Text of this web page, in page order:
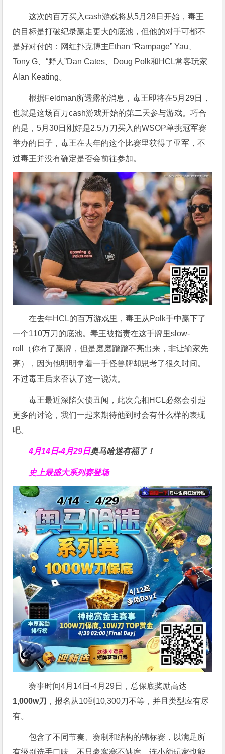
这次的百万买入cash游戏将从5月28日开始，毒王
的目标是打破纪录赢走更大的底池，但他的对手可都不
是好对付的：网红扑克博主Ethan “Rampage” Yau、
Tony G、“野人”Dan Cates、Doug Polk和HCL常客玩家
Alan Keating。
根据Feldman所透露的消息，毒王即将在5月29日，
也就是这场百万cash游戏开始的第二天参与游戏。巧合
的是，5月30日刚好是2.5万刀买入的WSOP单挑冠军赛
举办的日子，毒王在去年的这个比赛里获得了亚军，不
过毒王并没有确定是否会前往参加。
在去年HCL的百万游戏里，毒王从Polk手中赢下了
一个110万刀的底池。毒王被指责在这手牌里slow-
roll（你有了赢牌，但是磨磨蹭蹭不亮出来，非让输家先
亮），因为他明明拿着一手怪兽牌却思考了很久时间。
不过毒王后来否认了这一说法。
毒王最近深陷欠债丑闻，此次亮相HCL必然会引起
更多的讨论，我们一起来期待他到时会有什么样的表现
吧。
4月14日-4月29日奥马哈迷有福了！
史上最盛大系列赛登场
赛事时间4月14日-4月29日，总保底奖励高达
1,000w刀 ，报名从10到10,300刀不等，并且类型应有尽
有。
包含了不同节奏、赛制和结构的锦标赛，以满足所